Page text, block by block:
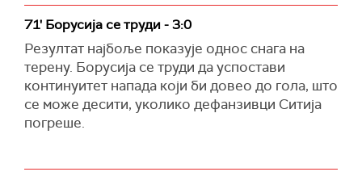
71' Борусија се труди - 3:0
Резултат најбоље показује однос снага на
терену. Борусија се труди да успостави
континуитет напада који би довео до гола, што
се може десити, уколико дефанзивци Ситија
погреше.